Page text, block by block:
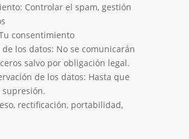
Controlar el spam, gestión
consentimiento
los datos: No se comunicarán
salvo por obligación legal.
de los datos: Hasta que
supresión.
rectificación, portabilidad,